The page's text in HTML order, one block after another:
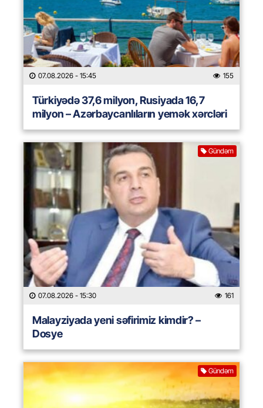
07.08.2026 - 15:45 155
Türkiyədə 37,6 milyon, Rusiyada 16,7
milyon – Azərbaycanlıların yemək xərcləri
Gündəm
07.08.2026 - 15:30 161
Malayziyada yeni səfirimiz kimdir? –
Dosye
Gündəm